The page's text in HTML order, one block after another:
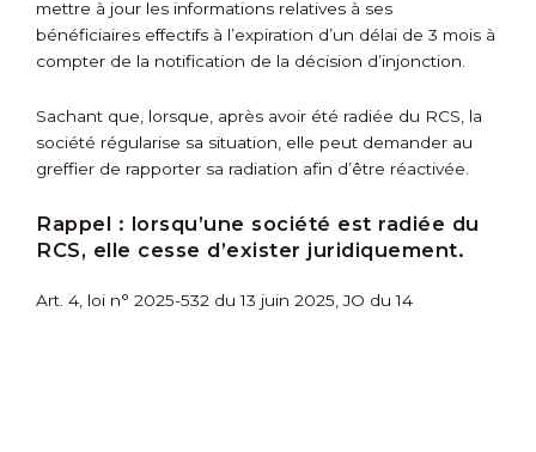
mettre à jour les informations relatives à ses
bénéficiaires effectifs à l’expiration d’un délai de 3 mois à
compter de la notification de la décision d’injonction.
Sachant que, lorsque, après avoir été radiée du RCS, la
société régularise sa situation, elle peut demander au
greffier de rapporter sa radiation afin d’être réactivée.
Rappel : lorsqu’une société est radiée du
RCS, elle cesse d’exister juridiquement.
Art. 4, loi n° 2025-532 du 13 juin 2025, JO du 14